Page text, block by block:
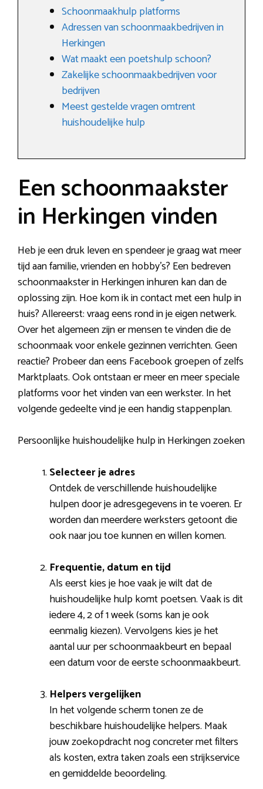
Schoonmaakhulp platforms
Adressen van schoonmaakbedrijven in
Herkingen
Wat maakt een poetshulp schoon?
Zakelijke schoonmaakbedrijven voor
bedrijven
Meest gestelde vragen omtrent
huishoudelijke hulp
Een schoonmaakster
in Herkingen vinden
Heb je een druk leven en spendeer je graag wat meer
tijd aan familie, vrienden en hobby’s? Een bedreven
schoonmaakster in Herkingen inhuren kan dan de
oplossing zijn. Hoe kom ik in contact met een hulp in
huis? Allereerst: vraag eens rond in je eigen netwerk.
Over het algemeen zijn er mensen te vinden die de
schoonmaak voor enkele gezinnen verrichten. Geen
reactie? Probeer dan eens Facebook groepen of zelfs
Marktplaats. Ook ontstaan er meer en meer speciale
platforms voor het vinden van een werkster. In het
volgende gedeelte vind je een handig stappenplan.
Persoonlijke huishoudelijke hulp in Herkingen zoeken
Selecteer je adres
Ontdek de verschillende huishoudelijke
hulpen door je adresgegevens in te voeren. Er
worden dan meerdere werksters getoont die
ook naar jou toe kunnen en willen komen.
Frequentie, datum en tijd
Als eerst kies je hoe vaak je wilt dat de
huishoudelijke hulp komt poetsen. Vaak is dit
iedere 4, 2 of 1 week (soms kan je ook
eenmalig kiezen). Vervolgens kies je het
aantal uur per schoonmaakbeurt en bepaal
een datum voor de eerste schoonmaakbeurt.
Helpers vergelijken
In het volgende scherm tonen ze de
beschikbare huishoudelijke helpers. Maak
jouw zoekopdracht nog concreter met filters
als kosten, extra taken zoals een strijkservice
en gemiddelde beoordeling.